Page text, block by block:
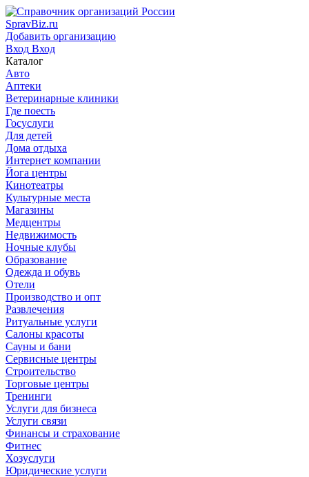
SpravBiz.ru
Добавить организацию
Вход Вход
Каталог
Авто
Аптеки
Ветеринарные клиники
Где поесть
Госуслуги
Для детей
Дома отдыха
Интернет компании
Йога центры
Кинотеатры
Культурные места
Магазины
Медцентры
Недвижимость
Ночные клубы
Образование
Одежда и обувь
Отели
Производство и опт
Развлечения
Ритуальные услуги
Салоны красоты
Сауны и бани
Сервисные центры
Строительство
Торговые центры
Тренинги
Услуги для бизнеса
Услуги связи
Финансы и страхование
Фитнес
Хозуслуги
Юридические услуги